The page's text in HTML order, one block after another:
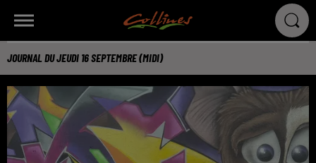
JOURNAL DU JEUDI 16 SEPTEMBRE (MIDI)